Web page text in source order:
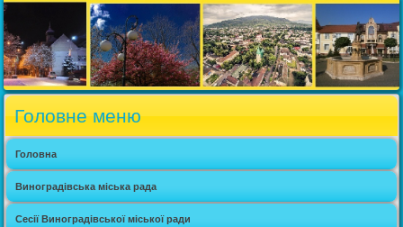
Головне меню
Головна
Виноградівська міська рада
Сесії Виноградівської міської ради